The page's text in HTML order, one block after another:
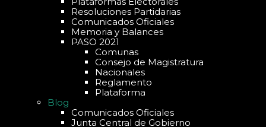
Resoluciones Partidarias
Comunicados Oficiales
Memoria y Balances
PASO 2021
Comunas
Consejo de Magistratura
Nacionales
Reglamento
Plataforma
Blog
Comunicados Oficiales
Junta Central de Gobierno